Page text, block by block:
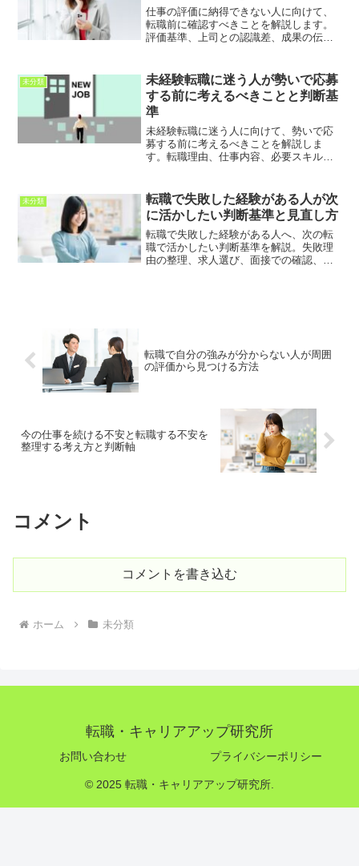
仕事の評価に納得できない人に向けて、
転職前に確認すべきことを解説します。
評価基準、上司との認識差、成果の伝え
介します。
未分類
未経験転職に迷う人が勢いで応募
する前に考えるべきことと判断基
準
未経験転職に迷う人に向けて、勢いで応
募する前に考えるべきことを解説しま
す。転職理由、仕事内容、必要スキル、
につなげる考え方を紹介します。
未分類
転職で失敗した経験がある人が次
に活かしたい判断基準と見直し方
転職で失敗した経験がある人へ、次の転
職で活かしたい判断基準を解説。失敗理
由の整理、求人選び、面接での確認、働
転職で自分の強みが分からない人が周囲
の評価から見つける方法
今の仕事を続ける不安と転職する不安を
整理する考え方と判断軸
コメント
コメントを書き込む
ホーム 未分類
転職・キャリアアップ研究所
お問い合わせ プライバシーポリシー
© 2025 転職・キャリアアップ研究所.